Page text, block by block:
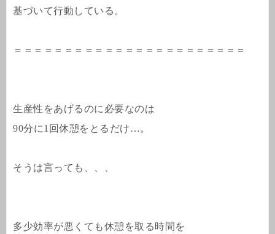
基づいて行動している。
＝＝＝＝＝＝＝＝＝＝＝＝＝＝＝＝＝＝＝＝＝＝＝
生産性をあげるのに必要なのは
90分に1回休憩をとるだけ…。
そうは言っても、、、
多少効率が悪くても休憩を取る時間を